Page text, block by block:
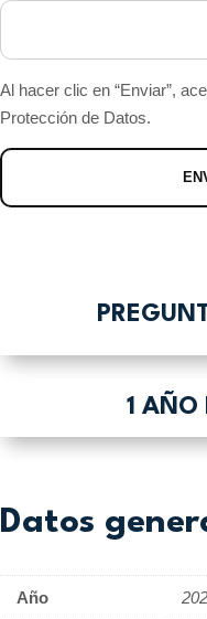
Al hacer clic en “Enviar”,
Protección de Datos.
1 AÑO
Datos
Año